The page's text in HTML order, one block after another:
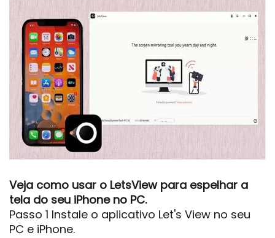
Veja como usar o LetsView para espelhar a
tela do seu iPhone no PC.
Passo 1 Instale o aplicativo Let's View no seu
PC e iPhone.